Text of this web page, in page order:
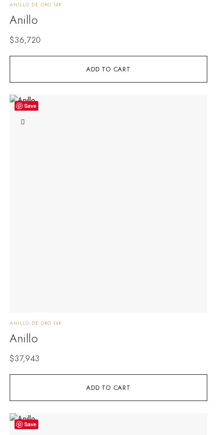
ADD TO CART
ANILLO DE ORO 14K
Anillo
$36,720
Save
ADD TO CART
ANILLO DE ORO 14K
Anillo
$37,943
Save